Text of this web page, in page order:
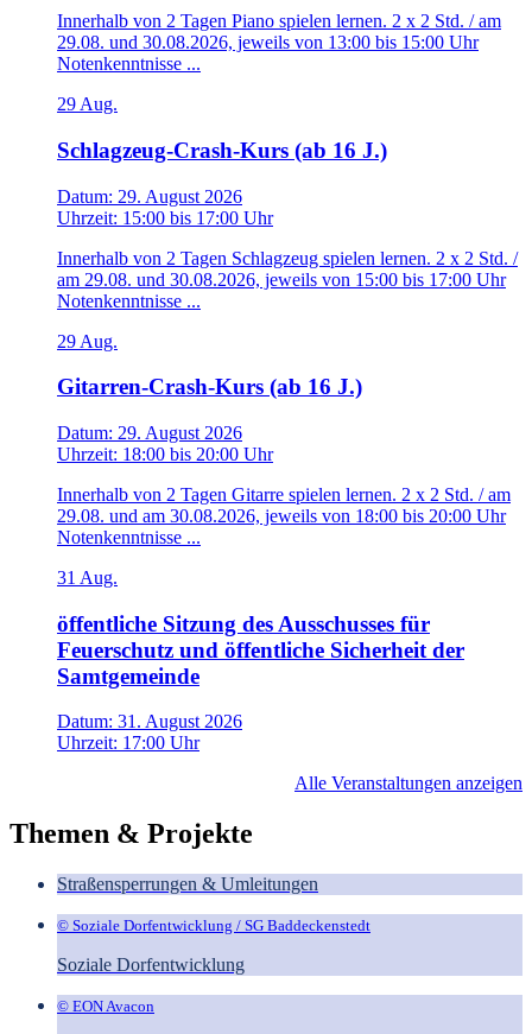
Innerhalb von 2 Tagen Piano spielen lernen. 2 x 2 Std. / am
29.08. und 30.08.2026, jeweils von 13:00 bis 15:00 Uhr
Notenkenntnisse ...
29 Aug.
Schlagzeug-Crash-Kurs (ab 16 J.)
Datum: 29. August 2026
Uhrzeit: 15:00 bis 17:00 Uhr
Innerhalb von 2 Tagen Schlagzeug spielen lernen. 2 x 2 Std. /
am 29.08. und 30.08.2026, jeweils von 15:00 bis 17:00 Uhr
Notenkenntnisse ...
29 Aug.
Gitarren-Crash-Kurs (ab 16 J.)
Datum: 29. August 2026
Uhrzeit: 18:00 bis 20:00 Uhr
Innerhalb von 2 Tagen Gitarre spielen lernen. 2 x 2 Std. / am
29.08. und am 30.08.2026, jeweils von 18:00 bis 20:00 Uhr
Notenkenntnisse ...
31 Aug.
öffentliche Sitzung des Ausschusses für
Feuerschutz und öffentliche Sicherheit der
Samtgemeinde
Datum: 31. August 2026
Uhrzeit: 17:00 Uhr
Alle Veranstaltungen anzeigen
Themen & Projekte
Straßensperrungen & Umleitungen
© Soziale Dorfentwicklung / SG Baddeckenstedt
Soziale Dorfentwicklung
© EON Avacon